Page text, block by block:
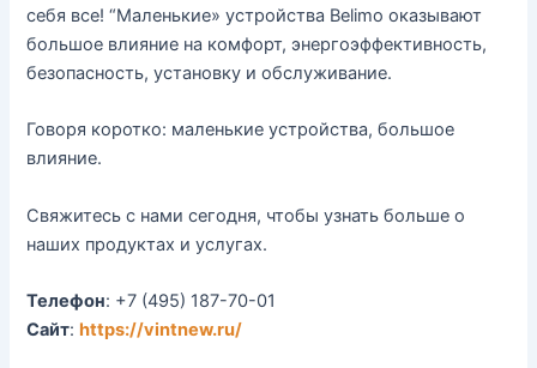
себя все! “Маленькие» устройства Belimo оказывают
большое влияние на комфорт, энергоэффективность,
безопасность, установку и обслуживание.
Говоря коротко: маленькие устройства, большое
влияние.
Свяжитесь с нами сегодня, чтобы узнать больше о
наших продуктах и услугах.
Телефон: +7 (495) 187-70-01
Сайт:https://vintnew.ru/